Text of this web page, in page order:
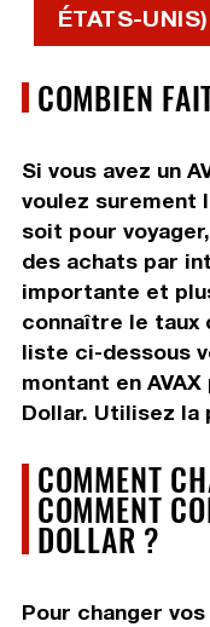
ÉTATS-UNIS)
COMBIEN
Si vous avez un
voulez surement
soit pour
des achats par
importante et
connaître le taux
liste ci-dessous
montant en
Dollar. Utilisez la
COMMENT
COMMENT
DOLLAR ?
Pour changer vos